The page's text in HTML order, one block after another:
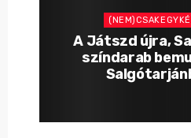
A Játszd újra,
színdarab